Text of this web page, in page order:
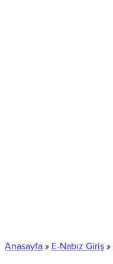
Anasayfa » E-Nabız Giriş »